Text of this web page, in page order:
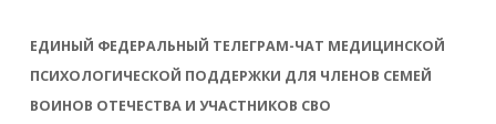
ЕДИНЫЙ ФЕДЕРАЛЬНЫЙ ТЕЛЕГРАМ-ЧАТ МЕДИЦИНСКОЙ
ПСИХОЛОГИЧЕСКОЙ ПОДДЕРЖКИ ДЛЯ ЧЛЕНОВ СЕМЕЙ
ВОИНОВ ОТЕЧЕСТВА И УЧАСТНИКОВ СВО